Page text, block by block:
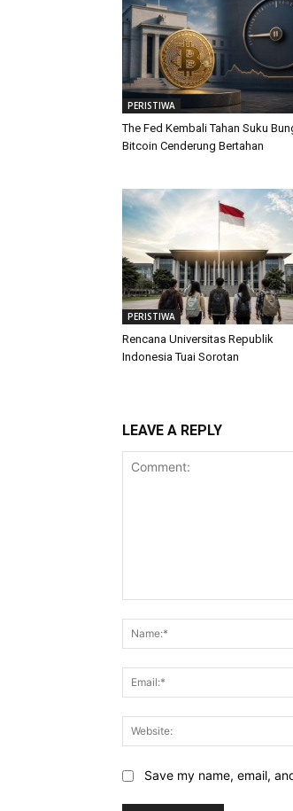
PERISTIWA
The Fed Kembali Tahan Suku
Bitcoin Cenderung Bertahan
PERISTIWA
Rencana Universitas Republik
Indonesia Tuai Sorotan
LEAVE A REPLY
Save my name, email,